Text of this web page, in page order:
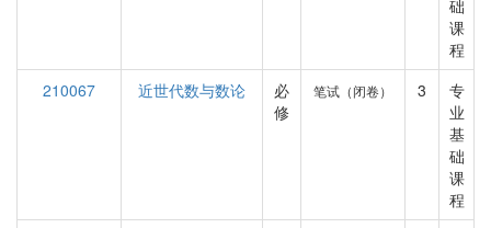
础
课
程
210067
近世代数与数论
必
修
笔试（闭卷） 3
专
业
基
础
课
程